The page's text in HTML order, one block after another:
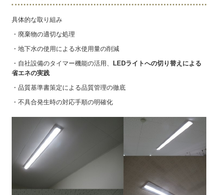
具体的な取り組み
・廃棄物の適切な処理
・地下水の使用による水使用量の削減
・自社設備のタイマー機能の活用、
LEDライトへの切り替えによる
省エネの実践
・品質基準書策定による品質管理の徹底
・不具合発生時の対応手順の明確化